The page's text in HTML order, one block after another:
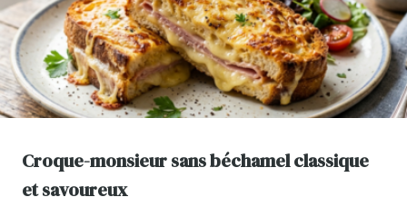
Croque-monsieur sans béchamel classique
et savoureux